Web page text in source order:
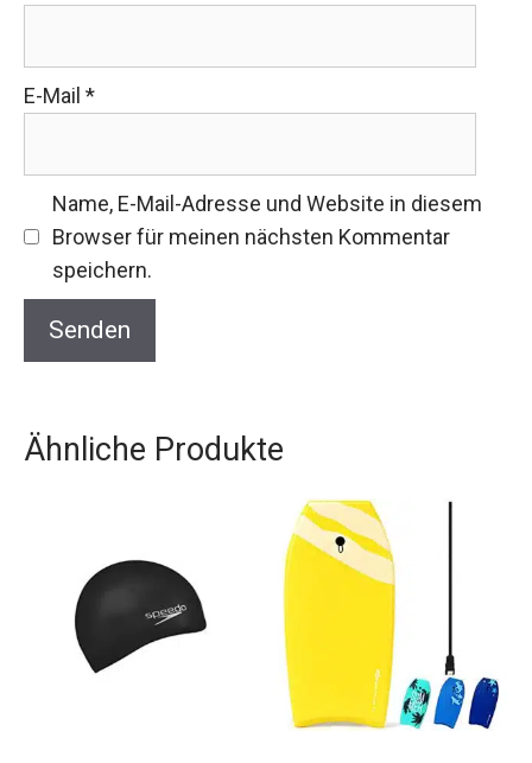
E-Mail *
Name, E-Mail-Adresse und Website in diesem
Browser für meinen nächsten Kommentar
speichern.
Ähnliche Produkte